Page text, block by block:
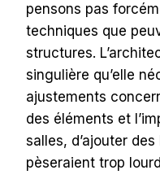
pensons pas
techniques que
structures.
singulière qu’elle
ajustements
des éléments et
salles, d’ajouter
pèseraient trop